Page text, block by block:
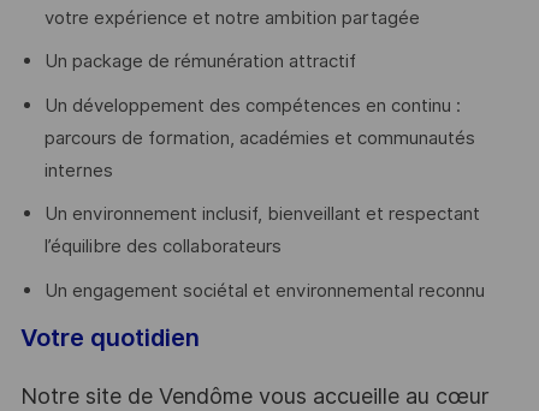
votre expérience et notre ambition partagée
Un package de rémunération attractif
Un développement des compétences en continu :
parcours de formation, académies et communautés
internes
Un environnement inclusif, bienveillant et respectant
l’équilibre des collaborateurs
Un engagement sociétal et environnemental reconnu
Votre quotidien
Notre site de Vendôme vous accueille au cœur